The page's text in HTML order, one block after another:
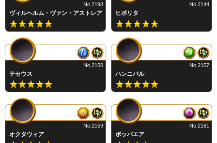
ヴィルヘルム・ヴァン・アストレア
No.2198
ヒポリタ
No.2144
テセウス
No.2150
ハンニバル
No.2157
オクタウィア
No.2159
ポッパエア
No.2161